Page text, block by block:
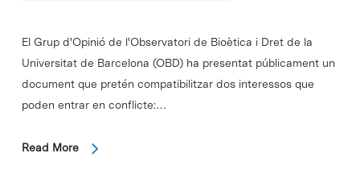
El Grup d'Opinió de l'Observatori de Bioètica i Dret de la
Universitat de Barcelona (OBD) ha presentat públicament un
document que pretén compatibilitzar dos interessos que
poden entrar en conflicte:…
Read More